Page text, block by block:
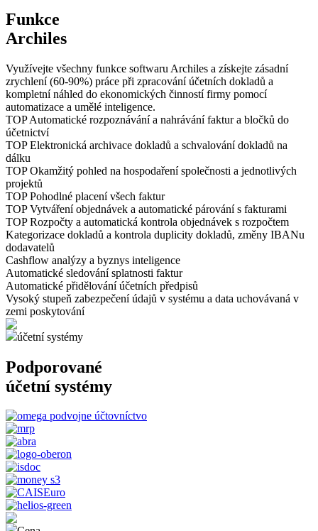
Funkce
Archiles
Využívejte všechny funkce softwaru Archiles a získejte zásadní
zrychlení (60-90%) práce při zpracování účetních dokladů a
kompletní náhled do ekonomických činností firmy pomocí
automatizace a umělé inteligence.
TOP Automatické rozpoznávání a nahrávání faktur a bločků do
účetnictví
TOP Elektronická archivace dokladů a schvalování dokladů na
dálku
TOP Okamžitý pohled na hospodaření společnosti a jednotlivých
projektů
TOP Pohodlné placení všech faktur
TOP Vytváření objednávek a automatické párování s fakturami
TOP Rozpočty a automatická kontrola objednávek s rozpočtem
Kategorizace dokladů a kontrola duplicity dokladů, změny IBANu
dodavatelů
Cashflow analýzy a byznys inteligence
Automatické sledování splatnosti faktur
Automatické přidělování účetních předpisů
Vysoký stupeň zabezpečení údajů v systému a data uchovávaná v
zemi poskytování
účetní systémy
Podporované
účetní systémy